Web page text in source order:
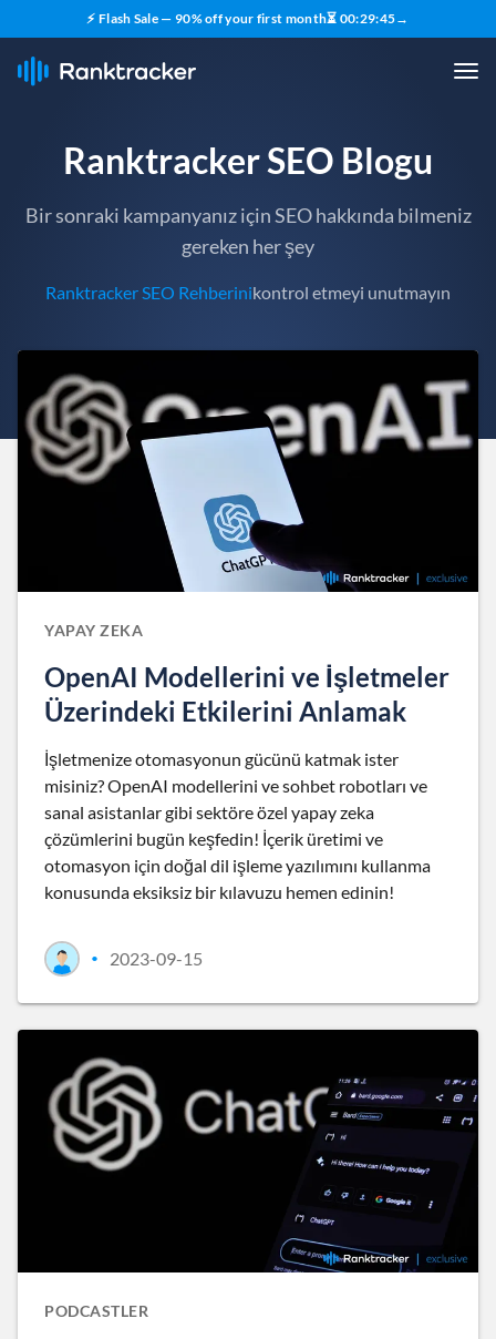
⚡ Flash Sale — 90% off your first month⏳ 00:29:43→
Ranktracker SEO Blogu
Bir sonraki kampanyanız için SEO hakkında bilmeniz
gereken her şey
Ranktracker SEO Rehberinikontrol etmeyi unutmayın
YAPAY ZEKA
OpenAI Modellerini ve İşletmeler
Üzerindeki Etkilerini Anlamak
İşletmenize otomasyonun gücünü katmak ister
misiniz? OpenAI modellerini ve sohbet robotları ve
sanal asistanlar gibi sektöre özel yapay zeka
çözümlerini bugün keşfedin! İçerik üretimi ve
otomasyon için doğal dil işleme yazılımını kullanma
konusunda eksiksiz bir kılavuzu hemen edinin!
• 2023-09-15
PODCASTLER